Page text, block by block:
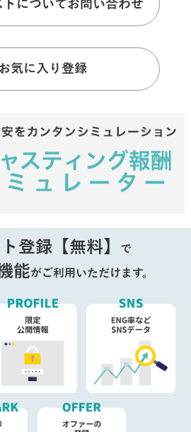
トについてお問い合わせ
気に入り登録
登録【無料】 で
能がご利用いただけます。